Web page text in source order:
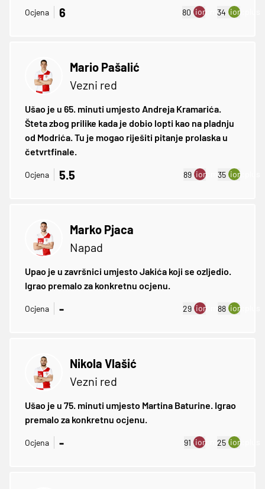
Ocjena 6 80 ion:minus
34 ion:plus
Mario Pašalić
Vezni red
Ušao je u 65. minuti umjesto Andreja Kramarića.
Šteta zbog prilike kada je dobio lopti kao na pladnju
od Modrića. Tu je mogao riješiti pitanje prolaska u
četvrtfinale.
Ocjena 5.5 89 ion:minus
35 ion:plus
Marko Pjaca
Napad
Upao je u završnici umjesto Jakića koji se ozljedio.
Igrao premalo za konkretnu ocjenu.
Ocjena - 29 ion:minus
88 ion:plus
Nikola Vlašić
Vezni red
Ušao je u 75. minuti umjesto Martina Baturine. Igrao
premalo za konkretnu ocjenu.
Ocjena - 91 ion:minus
25 ion:plus